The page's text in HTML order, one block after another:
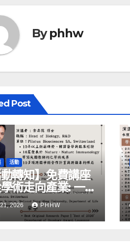
Byphhw
Post
活動
轉知】免費講座
術走向產業: ⼀
力與⼈才共築的
2026 PHHW